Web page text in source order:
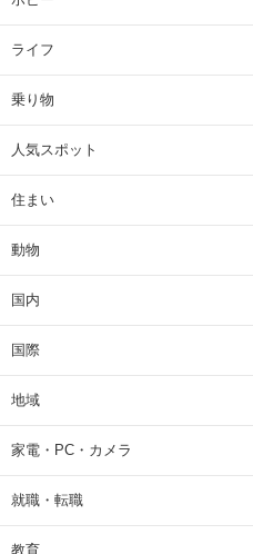
ライフ
乗り物
人気スポット
住まい
動物
国内
国際
地域
家電・PC・カメラ
就職・転職
教育